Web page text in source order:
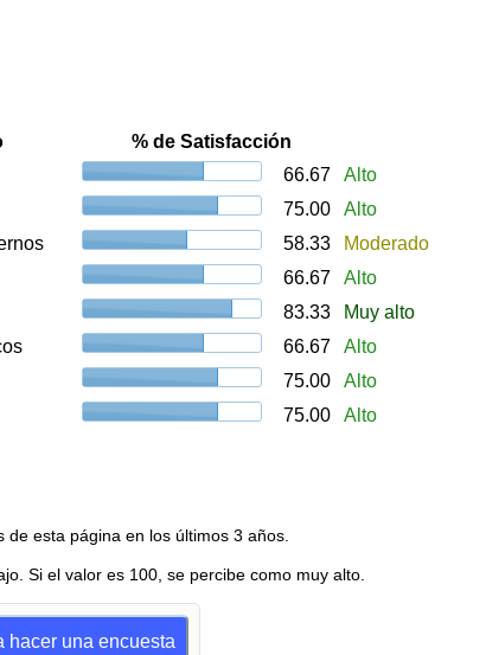
% de Satisfacción
66.67
Alto
75.00
Alto
58.33
Moderado
66.67
Alto
83.33
Muy alto
66.67
Alto
75.00
Alto
75.00 Alto
esta página en los últimos 3 años.
Si el valor es 100, se percibe como muy alto.
hacer una encuesta